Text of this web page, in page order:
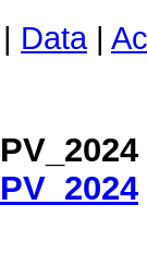
| Data|